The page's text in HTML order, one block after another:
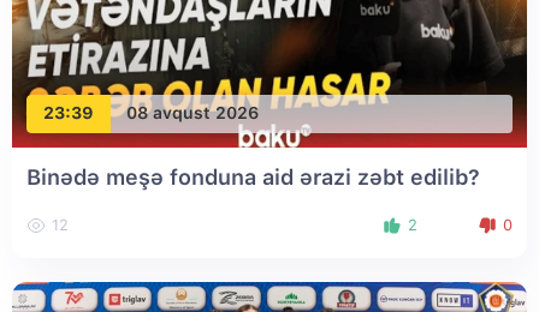
23:39 08 avqust 2026
Binədə meşə fonduna aid ərazi zəbt edilib?
12 2 0